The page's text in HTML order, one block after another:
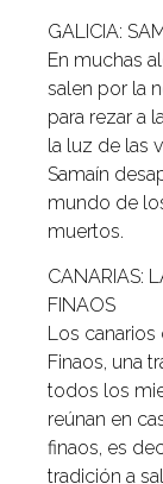
GALICIA:
En muchas
salen por la
para rezar a
la luz de las
Samaín
mundo de
muertos.
CANARIAS:
FINAOS
Los
Finaos, una
todos los
reúnan en
finaos, es
tradición a